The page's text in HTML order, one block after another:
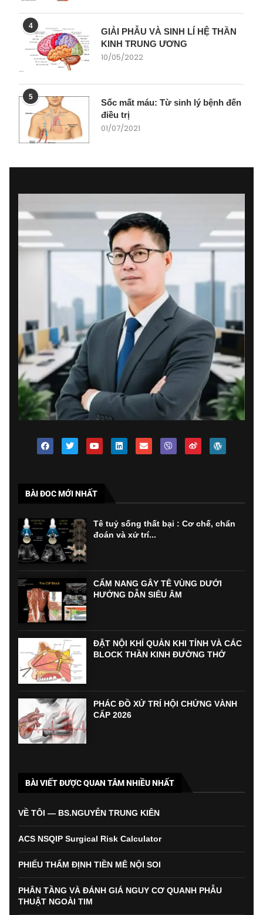
4
GIẢI PHẪU VÀ SINH LÍ HỆ THẦN
KINH TRUNG ƯƠNG
10/05/2022
5
Sốc mất máu: Từ sinh lý bệnh đến
điều trị
01/07/2021
BÀI ĐOC MỚI NHẤT
Tê tuỷ sống thất bại : Cơ chế, chẩn
đoán và xử trí...
CẨM NANG GÂY TÊ VÙNG DƯỚI
HƯỚNG DẪN SIÊU ÂM
ĐẶT NỘI KHÍ QUẢN KHI TỈNH VÀ CÁC
BLOCK THẦN KINH ĐƯỜNG THỞ
PHÁC ĐỒ XỬ TRÍ HỘI CHỨNG VÀNH
CẤP 2026
BÀI VIẾT ĐƯỢC QUAN TÂM NHIỀU NHẤT
VỀ TÔI — BS.NGUYỄN TRUNG KIÊN
ACS NSQIP Surgical Risk Calculator
PHIẾU THẨM ĐỊNH TIỀN MÊ NỘI SOI
PHÂN TẦNG VÀ ĐÁNH GIÁ NGUY CƠ QUANH PHẪU
THUẬT NGOÀI TIM